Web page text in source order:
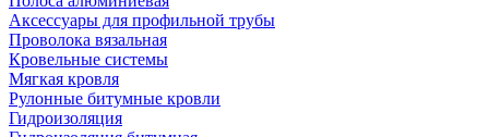
Аксессуары для профильной трубы
Проволока вязальная
Кровельные системы
Мягкая кровля
Рулонные битумные кровли
Гидроизоляция